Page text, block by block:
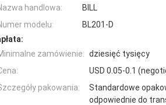
handlowa:
BILL
modelu:
BL201-D
zamówienie: dziesięć tysięcy
USD 0.05-0.1
pakowania:
Standardowe
odpowiednie do